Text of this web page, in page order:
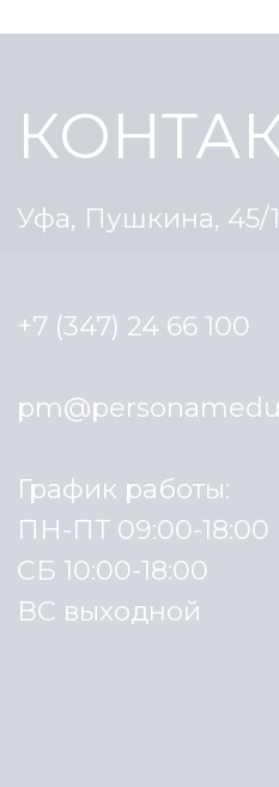
Специалисты клиники
О клинике
Стоимость услуг
Блог
Пациенту